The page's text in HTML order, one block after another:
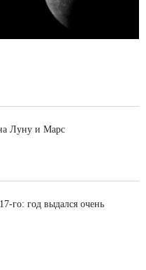
Луну и Марс
го: год выдался очень